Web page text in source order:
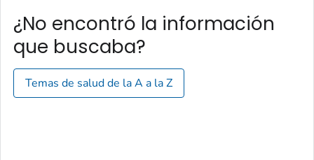
¿No encontró la información
que buscaba?
Temas de salud de la A a la Z